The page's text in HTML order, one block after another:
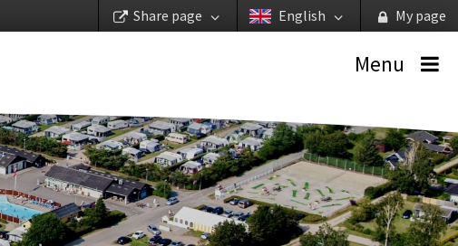
My page
English
Share page
Menu